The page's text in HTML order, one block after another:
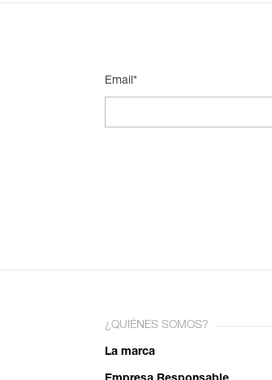
Email*
¿QUIÉNES SOMOS?
La marca